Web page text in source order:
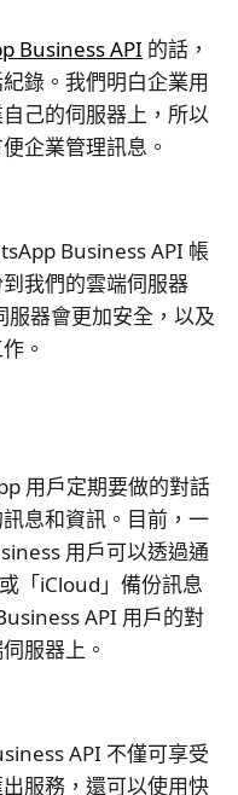
Business API 的話，
錄。我們明白企業用
己的伺服器上，所以
企業管理訊息。
Business API 帳
我們的雲端伺服器
服器會更加安全，以及
。
用戶定期要做的對話
息和資訊。目前，一
用戶可以透過通
「iCloud」備份訊息
API 用戶的對
服器上。
API 不僅可享受
服務，還可以使用快